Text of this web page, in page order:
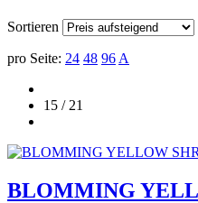
Sortieren
pro Seite: 24 48 96 A
15 / 21
BLOMMING